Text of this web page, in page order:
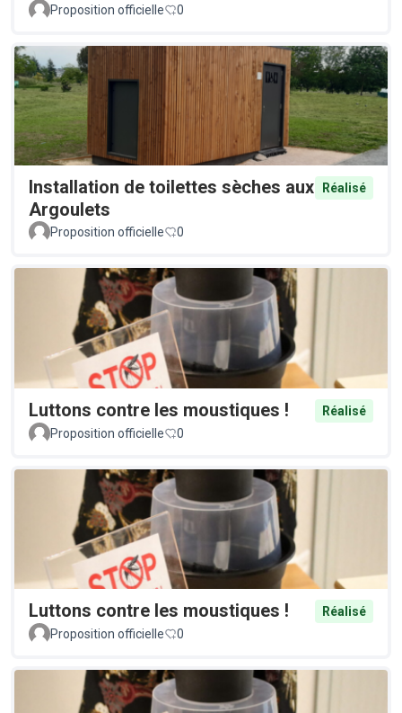
Proposition officielle 0
Installation de toilettes sèches aux
Argoulets
Réalisé
Proposition officielle 0
Luttons contre les moustiques !
Réalisé
Proposition officielle
0
Luttons contre les moustiques !
Réalisé
Proposition officielle
0